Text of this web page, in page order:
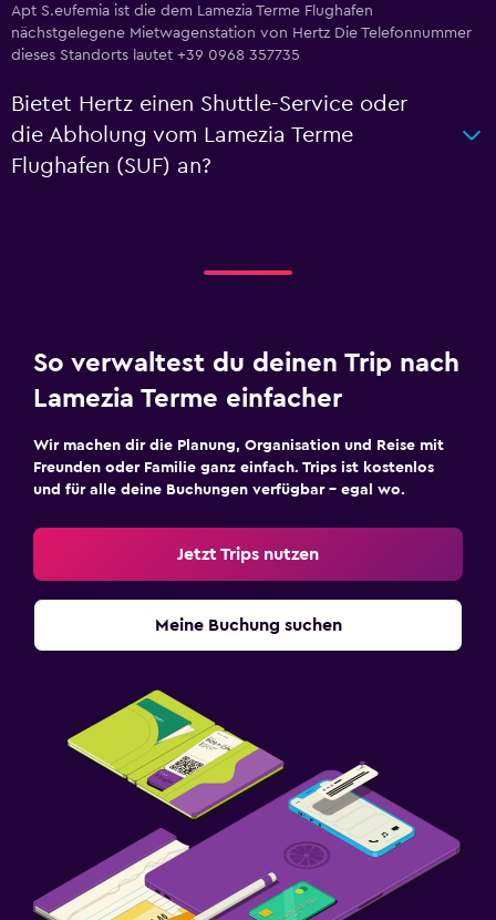
Apt S.eufemia ist die dem Lamezia Terme Flughafen
nächstgelegene Mietwagenstation von Hertz Die Telefonnummer
dieses Standorts lautet +39 0968 357735
Bietet Hertz einen Shuttle-Service oder
die Abholung vom Lamezia Terme
Flughafen (SUF) an?
So verwaltest du deinen Trip nach
Lamezia Terme einfacher
Wir machen dir die Planung, Organisation und Reise mit
Freunden oder Familie ganz einfach. Trips ist kostenlos
und für alle deine Buchungen verfügbar – egal wo.
Jetzt Trips nutzen
Meine Buchung suchen